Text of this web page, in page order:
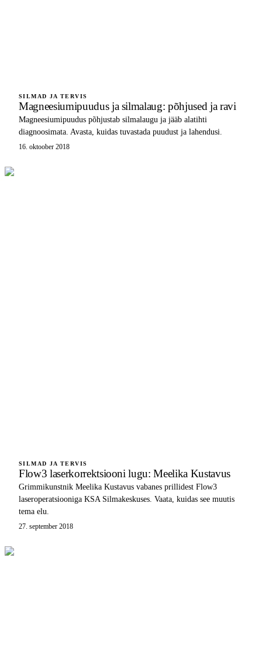
SILMAD JA TERVIS
Magneesiumipuudus ja silmalaug: põhjused ja ravi
Magneesiumipuudus põhjustab silmalaugu ja jääb alatihti
diagnoosimata. Avasta, kuidas tuvastada puudust ja lahendusi.
16. oktoober 2018
SILMAD JA TERVIS
Flow3 laserkorrektsiooni lugu: Meelika Kustavus
Grimmikunstnik Meelika Kustavus vabanes prillidest Flow3
laseroperatsiooniga KSA Silmakeskuses. Vaata, kuidas see muutis
tema elu.
27. september 2018